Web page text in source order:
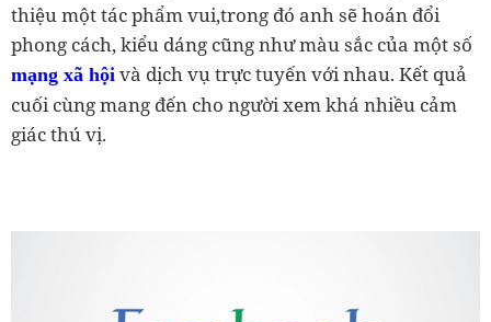
thiệu một tác phẩm vui,trong đó anh sẽ hoán đổi
phong cách, kiểu dáng cũng như màu sắc của một số
mạng xã hội và dịch vụ trực tuyến với nhau. Kết quả
cuối cùng mang đến cho người xem khá nhiều cảm
giác thú vị.